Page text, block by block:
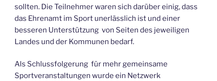
sollten. Die Teilnehmer waren sich darüber einig, dass
das Ehrenamt im Sport unerlässlich ist und einer
besseren Unterstützung von Seiten des jeweiligen
Landes und der Kommunen bedarf.
Als Schlussfolgerung für mehr gemeinsame
Sportveranstaltungen wurde ein Netzwerk